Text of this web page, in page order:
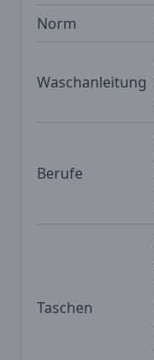
Norm
Waschanleitung
Berufe
Taschen